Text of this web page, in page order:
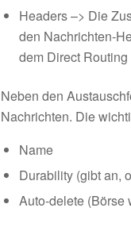
Headers –> Die
den Nachrichten-
dem Direct
Neben den
Nachrichten. Die
Name
Durability (gibt an,
Auto-delete (Börse